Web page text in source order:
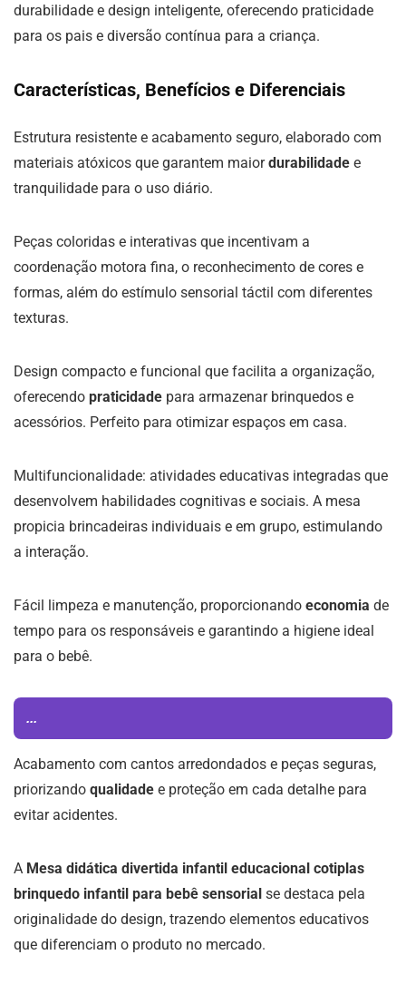
durabilidade e design inteligente, oferecendo praticidade
para os pais e diversão contínua para a criança.
Características, Benefícios e Diferenciais
Estrutura resistente e acabamento seguro, elaborado com
materiais atóxicos que garantem maiordurabilidade e
tranquilidade para o uso diário.
Peças coloridas e interativas que incentivam a
coordenação motora fina, o reconhecimento de cores e
formas, além do estímulo sensorial táctil com diferentes
texturas.
Design compacto e funcional que facilita a organização,
oferecendo praticidade para armazenar brinquedos e
acessórios. Perfeito para otimizar espaços em casa.
Multifuncionalidade: atividades educativas integradas que
desenvolvem habilidades cognitivas e sociais. A mesa
propicia brincadeiras individuais e em grupo, estimulando
a interação.
Fácil limpeza e manutenção, proporcionando economia de
tempo para os responsáveis e garantindo a higiene ideal
para o bebê.
...
Acabamento com cantos arredondados e peças seguras,
priorizando qualidade e proteção em cada detalhe para
evitar acidentes.
A Mesa didática divertida infantil educacional cotiplas
brinquedo infantil para bebê sensorial se destaca pela
originalidade do design, trazendo elementos educativos
que diferenciam o produto no mercado.